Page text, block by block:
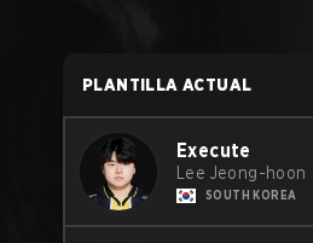
PLANTILLA ACTUAL
Execute
Lee Jeong-hoon
SOUTH KOREA